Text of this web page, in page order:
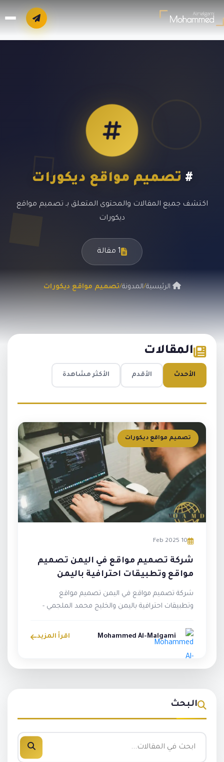
# تصميم مواقع ديكورات
اكتشف جميع المقالات والمحتوى المتعلق بـ تصميم مواقع
ديكورات
1 مقالة
الرئيسية/المدونة/تصميم مواقع ديكورات
المقالات
الأحدث الأقدم الأكثر مشاهدة
تصميم مواقع ديكورات
10 Feb 2025
شركة تصميم مواقع في اليمن تصميم
مواقع وتطبيقات احترافية باليمن
والخليج
شركة تصميم مواقع في اليمن تصميم مواقع
وتطبيقات احترافية باليمن والخليج محمد الملجمي -
Mohammed Al-Malgami اقرأ المزيد
البحث